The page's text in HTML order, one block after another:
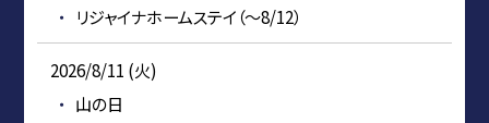
リジャイナホームステイ（～8/12）
2026/8/11 (火)
山の日